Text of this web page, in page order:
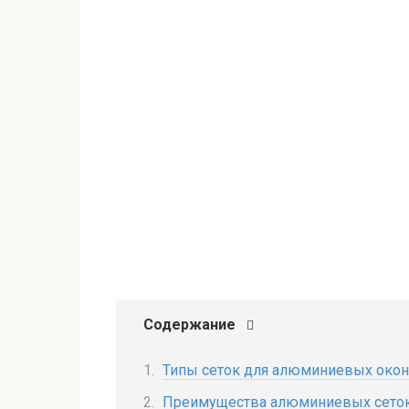
Содержание
Типы сеток для алюминиевых окон
Преимущества алюминиевых